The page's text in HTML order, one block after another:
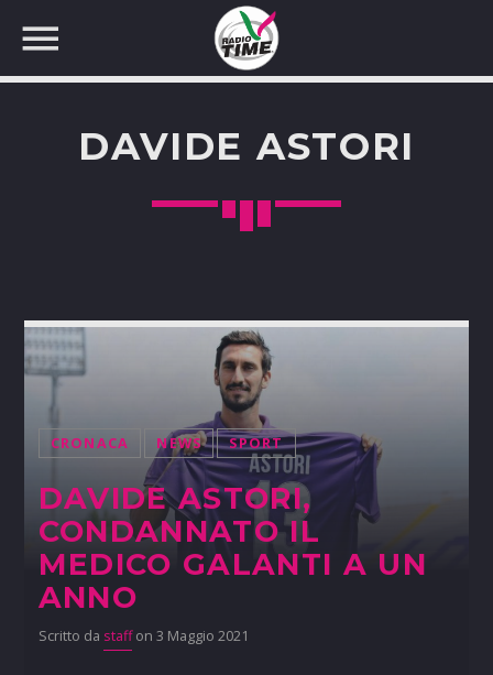
DAVIDE ASTORI
CRONACA NEWS SPORT
DAVIDE ASTORI,
CONDANNATO IL
MEDICO GALANTI A UN
ANNO
Scritto da staffon 3 Maggio 2021